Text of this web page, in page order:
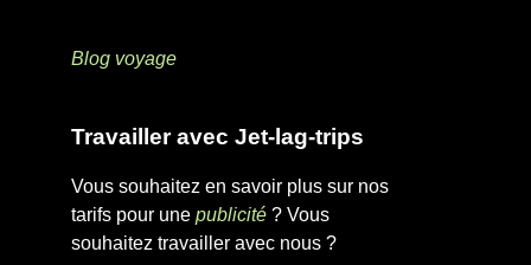
Blog voyage
Travailler avec Jet-lag-trips
Vous souhaitez en savoir plus sur nos
tarifs pour une publicité ? Vous
souhaitez travailler avec nous ?